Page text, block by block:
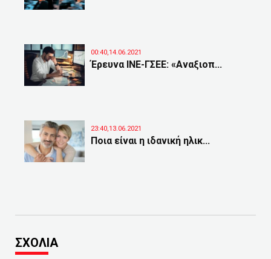
00:40,14.06.2021
Έρευνα ΙΝΕ-ΓΣΕΕ: «Αναξιοπ...
23:40,13.06.2021
Ποια είναι η ιδανική ηλικ...
ΣΧΟΛΙΑ